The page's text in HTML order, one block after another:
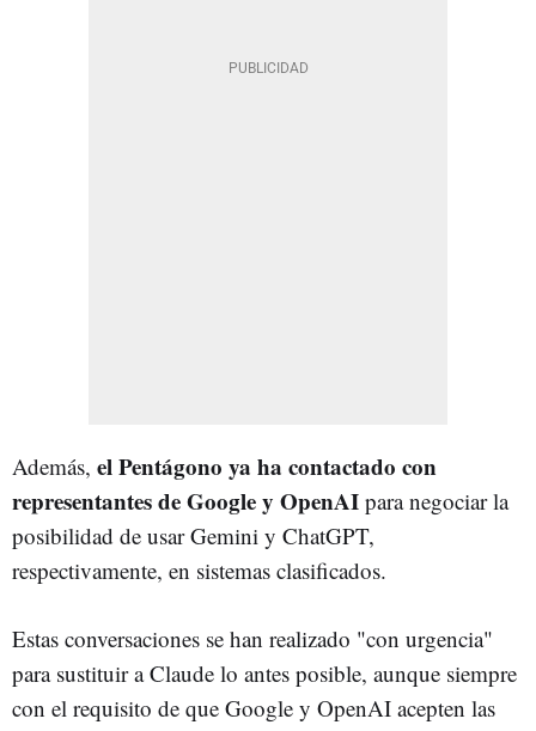
Además, el Pentágono ya ha contactado con
representantes de Google y OpenAI para negociar la
posibilidad de usar Gemini y ChatGPT,
respectivamente, en sistemas clasificados.
Estas conversaciones se han realizado "con urgencia"
para sustituir a Claude lo antes posible, aunque siempre
con el requisito de que Google y OpenAI acepten las